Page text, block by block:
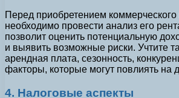
Перед приобретением
необходимо провести анализ его
позволит оценить потенциальную
и выявить возможные риски. Учтите
арендная плата, сезонность,
факторы, которые могут повлиять на
4. Налоговые аспекты